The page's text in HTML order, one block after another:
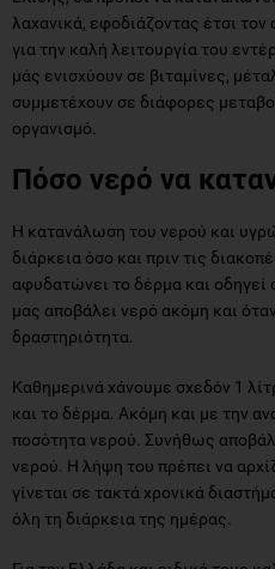
λαχανικά, εφοδιάζοντας έτσι
για την καλή λειτουργία του
μάς ενισχύουν σε βιταμίνες,
συμμετέχουν σε διάφορες
οργανισμό.
Πόσο νερό να
Η κατανάλωση του νερού και
διάρκεια όσο και πριν τις
αφυδατώνει το δέρμα και
μας αποβάλει νερό ακόμη και
δραστηριότητα.
Καθημερινά χάνουμε σχεδόν 1
και το δέρμα. Ακόμη και με την
ποσότητα νερού. Συνήθως
νερού. Η λήψη του πρέπει να
γίνεται σε τακτά χρονικά
όλη τη διάρκεια της ημέρας.